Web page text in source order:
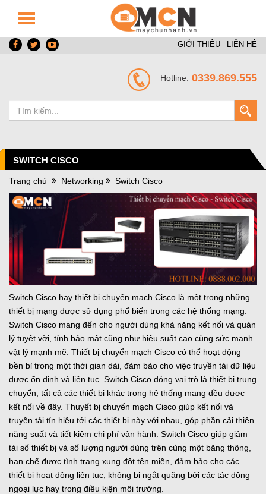
GIỚI THIỆU LIÊN HỆ
Hotline: 0339.869.555
SWITCH CISCO
Trang chủ Networking Switch Cisco
Switch Cisco hay thiết bị chuyển mạch Cisco là một trong những
thiết bị mạng được sử dụng phổ biến trong các hệ thống mạng.
Switch Cisco mang đến cho người dùng khả năng kết nối và quản
lý tuyệt vời, tính bảo mật cũng như hiệu suất cao cùng sức mạnh
vật lý mạnh mẽ. Thiết bị chuyển mạch Cisco có thể hoạt động
bền bỉ trong một thời gian dài, đảm bảo cho việc truyền tải dữ liệu
được ổn định và liên tục. Switch Cisco đóng vai trò là thiết bị trung
chuyển, tất cả các thiết bị khác trong hệ thống mạng đều được
kết nối về đây. Thuyết bị chuyển mạch Cisco giúp kết nối và
truyền tải tín hiệu tới các thiết bị này với nhau, góp phần cải thiện
năng suất và tiết kiệm chi phí vận hành. Switch Cisco giúp giảm
tải số thiết bị và số lượng người dùng trên cùng một băng thông,
hạn chế được tình trạng xung đột tên miền, đảm bảo cho các
thiết bị hoạt động liên tục, không bị ngắt quãng bởi các tác động
ngoại lực hay trong điều kiện môi trường.